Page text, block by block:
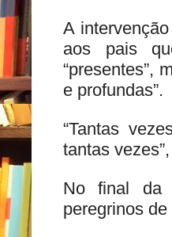
A
aos pais
“presentes”,
e profundas”.
“Tantas
tantas
No final da
peregrinos